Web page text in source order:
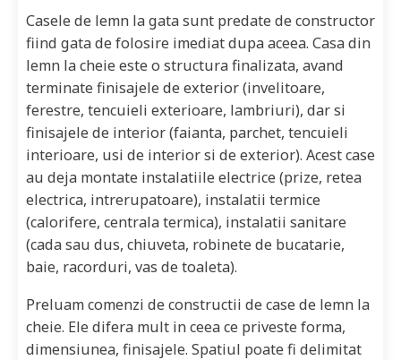
Casele de lemn la gata sunt predate de constructor
fiind gata de folosire imediat dupa aceea. Casa din
lemn la cheie este o structura finalizata, avand
terminate finisajele de exterior (invelitoare,
ferestre, tencuieli exterioare, lambriuri), dar si
finisajele de interior (faianta, parchet, tencuieli
interioare, usi de interior si de exterior). Acest case
au deja montate instalatiile electrice (prize, retea
electrica, intrerupatoare), instalatii termice
(calorifere, centrala termica), instalatii sanitare
(cada sau dus, chiuveta, robinete de bucatarie,
baie, racorduri, vas de toaleta).
Preluam comenzi de constructii de case de lemn la
cheie. Ele difera mult in ceea ce priveste forma,
dimensiunea, finisajele. Spatiul poate fi delimitat